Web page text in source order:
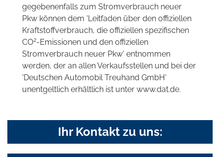
gegebenenfalls zum Stromverbrauch neuer
Pkw können dem 'Leitfaden über den offiziellen
Kraftstoffverbrauch, die offiziellen spezifischen
CO2-Emissionen und den offiziellen
Stromverbrauch neuer Pkw' entnommen
werden, der an allen Verkaufsstellen und bei der
'Deutschen Automobil Treuhand GmbH'
unentgeltlich erhältlich ist unter www.dat.de.
Ihr Kontakt zu uns: